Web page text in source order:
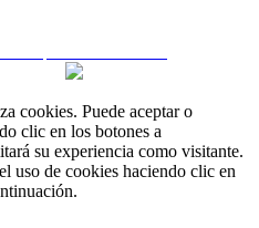
cookies. Puede aceptar o
clic en los botones a
su experiencia como visitante.
uso de cookies haciendo clic en